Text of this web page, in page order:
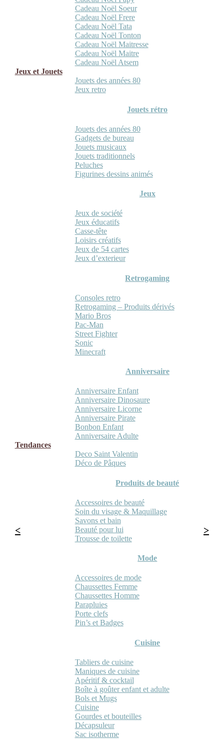
Cadeau Noël Soeur
Cadeau Noël Frere
Cadeau Noël Tata
Cadeau Noël Tonton
Cadeau Noël Maitresse
Cadeau Noël Maitre
Cadeau Noël Atsem
Jeux et Jouets
Jouets des années 80
Jeux retro
Jouets rétro
Jouets des années 80
Gadgets de bureau
Jouets musicaux
Jouets traditionnels
Peluches
Figurines dessins animés
Jeux
Jeux de société
Jeux éducatifs
Casse-tête
Loisirs créatifs
Jeux de 54 cartes
Jeux d’exterieur
Retrogaming
Consoles retro
Retrogaming – Produits dérivés
Mario Bros
Pac-Man
Street Fighter
Sonic
Minecraft
Anniversaire
Anniversaire Enfant
Anniversaire Dinosaure
Anniversaire Licorne
Anniversaire Pirate
Bonbon Enfant
Anniversaire Adulte
Tendances
Deco Saint Valentin
Déco de Pâques
Produits de beauté
Accessoires de beauté
Soin du visage & Maquillage
Savons et bain
Beauté pour lui
Trousse de toilette
Mode
Accessoires de mode
Chaussettes Femme
Chaussettes Homme
Parapluies
Porte clefs
Pin’s et Badges
Cuisine
Tabliers de cuisine
Maniques de cuisine
Apéritif & cocktail
Boîte à goûter enfant et adulte
Bols et Mugs
Cuisine
Gourdes et bouteilles
Décapsuleur
Sac isotherme